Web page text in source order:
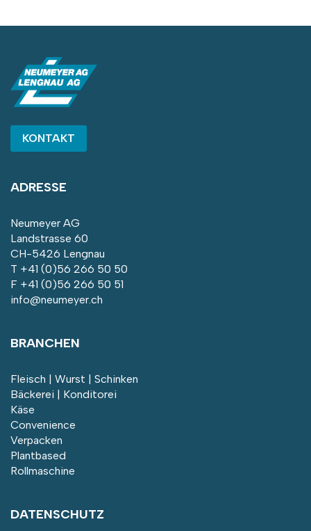
KONTAKT
ADRESSE
Neumeyer AG
Landstrasse 60
CH-5426 Lengnau
T +41 (0)56 266 50 50
F +41 (0)56 266 50 51
info@neumeyer.ch
BRANCHEN
Fleisch | Wurst | Schinken
Bäckerei | Konditorei
Käse
Convenience
Verpacken
Plantbased
Rollmaschine
DATENSCHUTZ